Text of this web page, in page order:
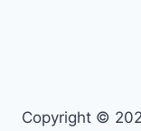
Copyright ©